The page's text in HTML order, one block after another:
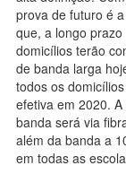
prova de futuro é
que, a longo
domicílios terão
de banda larga
todos os
efetiva em 2020.
banda será via
além da banda a
em todas as